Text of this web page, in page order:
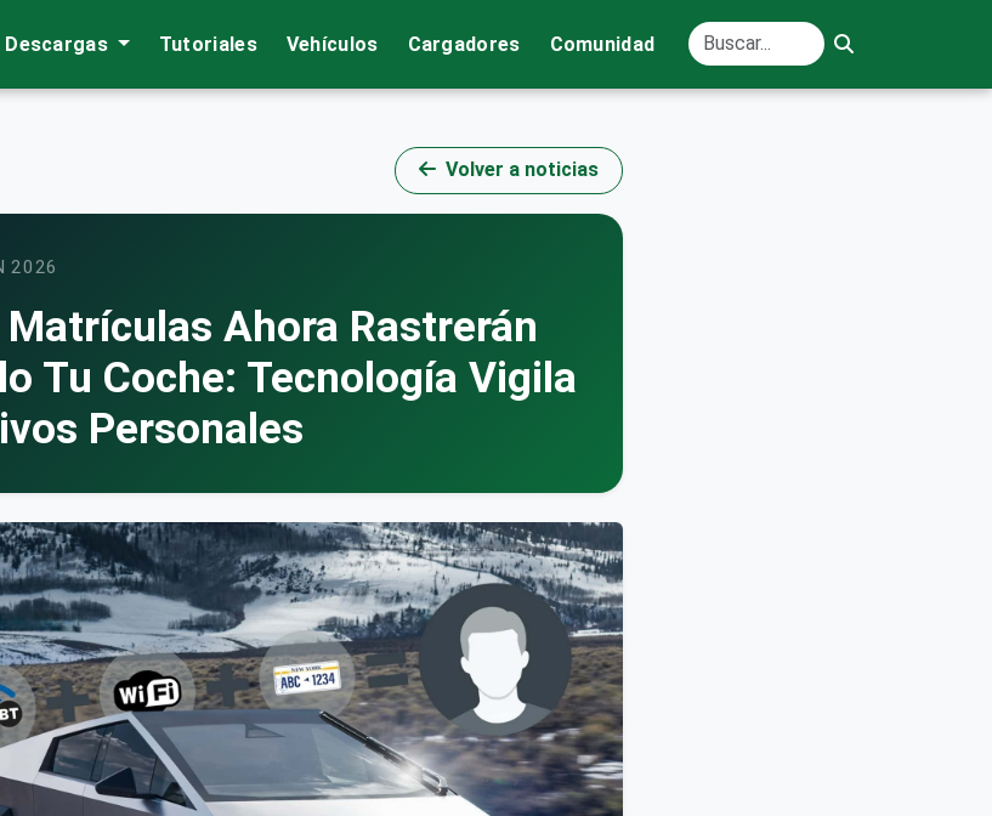
Descargas Tutoriales Vehículos Cargadores Comunidad
Volver a noticias
2026
Ahora Rastrerán
Tu Coche: Tecnología Vigila
Personales